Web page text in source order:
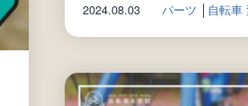
2024.08.03 パーツ │ 自転車